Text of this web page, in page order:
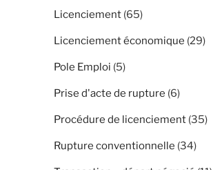
Licenciement (65)
Licenciement économique (29)
Pole Emploi (5)
Prise d'acte de rupture (6)
Procédure de licenciement (35)
Rupture conventionnelle (34)